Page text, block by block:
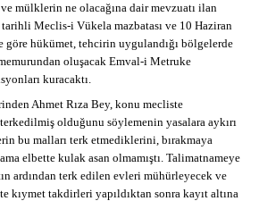
mülklerin ne olacağına dair mevzuatı ilan
Meclis-i Vükela mazbatası ve 10 Haziran
hükümet, tehcirin uygulandığı bölgelerde
oluşacak Emval-i Metruke
kuracaktı.
Ahmet Rıza Bey, konu mecliste
olduğunu söylemenin yasalara aykırı
bu malları terk etmediklerini, bırakmaya
elbette kulak asan olmamıştı. Talimatnameye
ardından terk edilen evleri mühürleyecek ve
takdirleri yapıldıktan sonra kayıt altına